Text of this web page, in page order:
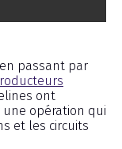
, en passant par
ont
une opération qui
et les circuits